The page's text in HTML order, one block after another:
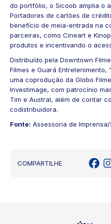
do portfólio, o Sicoob amplia o
Portadores de cartões de
benefício de meia-entrada na
parceiras, como Cineart e
produtos e incentivando o
Distribuído pela Downtown
Filmes e Guará Entretenimento,
uma coprodução da Globo
Investimage, com patrocínio
Tim e Austral, além de contar
codistribuidora.
Fonte: Assessoria de Imprensa/
COMPARTILHE